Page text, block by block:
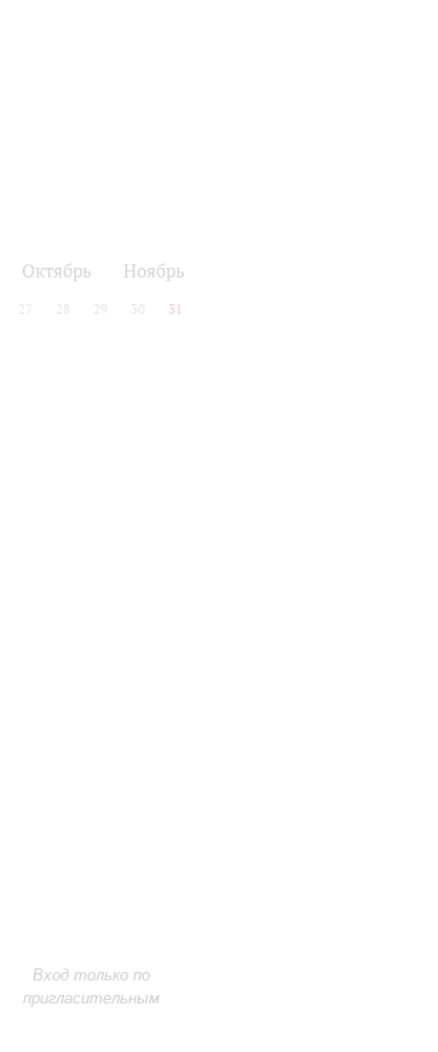
Октябрь Ноябрь
27 28 29 30 31
Вход только по
пригласительным